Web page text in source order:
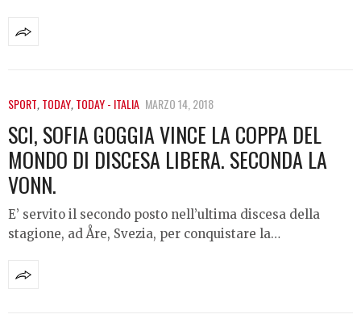
SPORT,TODAY,TODAY - ITALIA MARZO 14, 2018
SCI, SOFIA GOGGIA VINCE LA COPPA DEL
MONDO DI DISCESA LIBERA. SECONDA LA
VONN.
E’ servito il secondo posto nell’ultima discesa della
stagione, ad Åre, Svezia, per conquistare la…